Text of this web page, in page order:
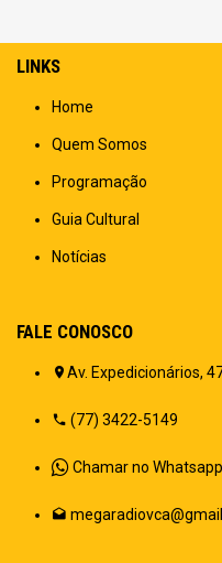
LINKS
Home
Quem Somos
Programação
Guia Cultural
Notícias
FALE CONOSCO
Av. Expedicionários,
(77) 3422-5149
Chamar no Whatsapp